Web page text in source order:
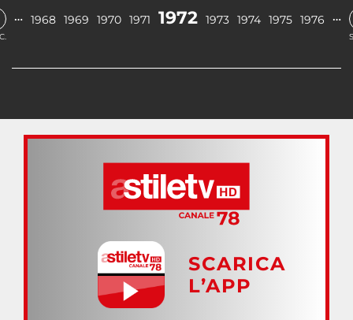
… 1968 1969 1970 1971 1972 1973 1974 1975 1976 …
SCARICA
L’APP